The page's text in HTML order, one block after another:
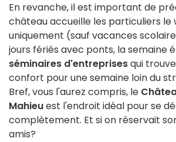
En revanche, il est important de
château accueille les particuliers le
uniquement (sauf vacances
jours fériés avec ponts, la semaine
séminaires d'entreprisesqui
confort pour une semaine loin du
Bref, vous l'aurez compris, le
Mahieuest l'endroit idéal pour se
complètement. Et si on réservait
amis?